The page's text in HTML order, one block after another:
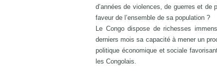
d’années de violences, de guerres et
faveur de l’ensemble de sa population ?
Le Congo dispose de richesses
derniers mois sa capacité à mener un
politique économique et sociale
les Congolais.